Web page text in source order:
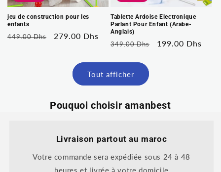
jeu de construction pour les
enfants
Prix
449.00 Dhs
Prix
279.00 Dhs
Tablette Ardoise Electronique
Parlant Pour Enfant (Arabe-
Anglais)
Prix
349.00 Dhs
Prix
199.00 Dhs
Tout afficher
Pouquoi choisir amanbest
Livraison partout au maroc
Votre commande sera expédiée sous 24 à 48
heures et livrée à votre domicile